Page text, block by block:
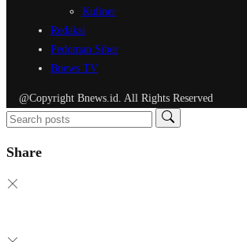
Kuliner
Redaksi
Pedoman Siber
Bnews TV
@Copyright Bnews.id. All Rights Reserved
Share